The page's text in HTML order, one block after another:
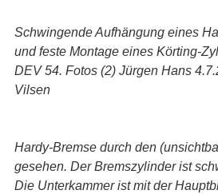
Schwingende Aufhängung eines
und feste Montage eines Körting-
DEV 54. Fotos (2) Jürgen Hans
Vilsen
Hardy-Bremse durch den
gesehen. Der Bremszylinder ist
Die Unterkammer ist mit der